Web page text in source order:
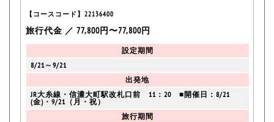
【コースコード】22136400
旅行代金 ／ 77,800円〜77,800円
設定期間
8/21～9/21
出発地
JR大糸線・信濃大町駅改札口前 11：20 ■開催日：8/21
(金)・9/21（月・祝）
旅行期間